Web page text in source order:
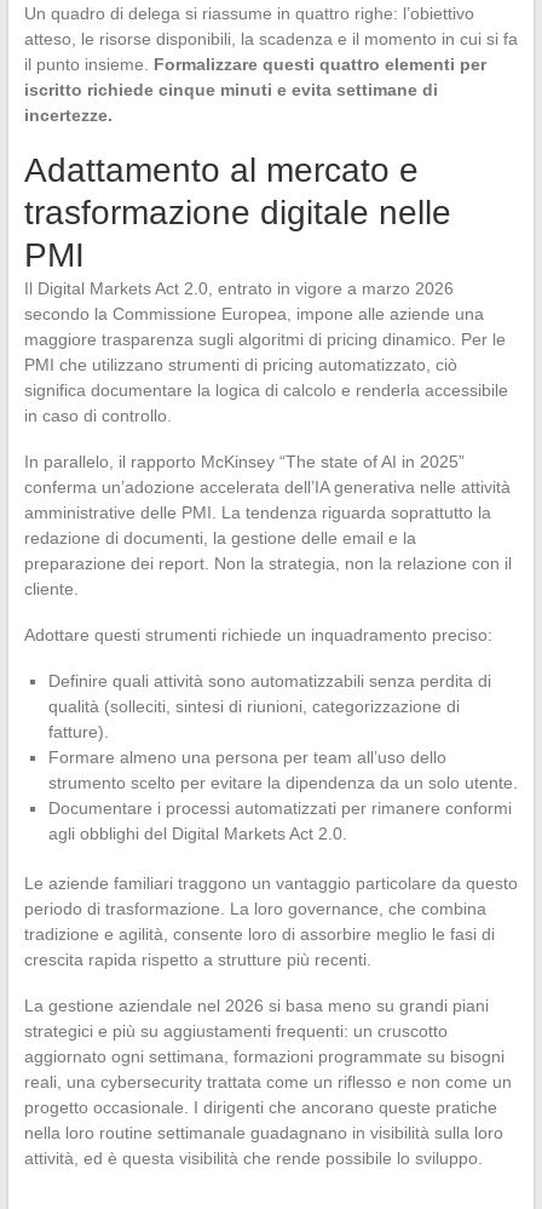
Un quadro di delega si riassume in quattro righe: l’obiettivo
atteso, le risorse disponibili, la scadenza e il momento in cui si fa
il punto insieme. Formalizzare questi quattro elementi per
iscritto richiede cinque minuti e evita settimane di
incertezze.
Adattamento al mercato e
trasformazione digitale nelle
PMI
Il Digital Markets Act 2.0, entrato in vigore a marzo 2026
secondo la Commissione Europea, impone alle aziende una
maggiore trasparenza sugli algoritmi di pricing dinamico. Per le
PMI che utilizzano strumenti di pricing automatizzato, ciò
significa documentare la logica di calcolo e renderla accessibile
in caso di controllo.
In parallelo, il rapporto McKinsey “The state of AI in 2025”
conferma un’adozione accelerata dell’IA generativa nelle attività
amministrative delle PMI. La tendenza riguarda soprattutto la
redazione di documenti, la gestione delle email e la
preparazione dei report. Non la strategia, non la relazione con il
cliente.
Adottare questi strumenti richiede un inquadramento preciso:
Definire quali attività sono automatizzabili senza perdita di
qualità (solleciti, sintesi di riunioni, categorizzazione di
fatture).
Formare almeno una persona per team all’uso dello
strumento scelto per evitare la dipendenza da un solo utente.
Documentare i processi automatizzati per rimanere conformi
agli obblighi del Digital Markets Act 2.0.
Le aziende familiari traggono un vantaggio particolare da questo
periodo di trasformazione. La loro governance, che combina
tradizione e agilità, consente loro di assorbire meglio le fasi di
crescita rapida rispetto a strutture più recenti.
La gestione aziendale nel 2026 si basa meno su grandi piani
strategici e più su aggiustamenti frequenti: un cruscotto
aggiornato ogni settimana, formazioni programmate su bisogni
reali, una cybersecurity trattata come un riflesso e non come un
progetto occasionale. I dirigenti che ancorano queste pratiche
nella loro routine settimanale guadagnano in visibilità sulla loro
attività, ed è questa visibilità che rende possibile lo sviluppo.